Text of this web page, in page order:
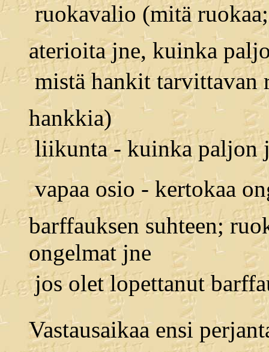
 ruokavalio (mitä
aterioita jne, kuinka
 mistä hankit
hankkia)
 liikunta - kuinka
 vapaa osio - kertokaa
barffauksen suhteen;
ongelmat jne
 jos olet lopettanut
Vastausaikaa ensi